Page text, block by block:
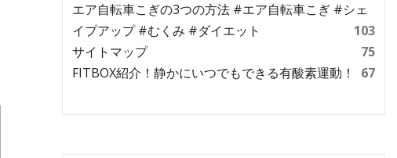
エア自転車こぎの3つの方法 #エア自転車こぎ #シェ
イプアップ #むくみ #ダイエット
103
サイトマップ
75
FITBOX紹介！静かにいつでもできる有酸素運動！
67